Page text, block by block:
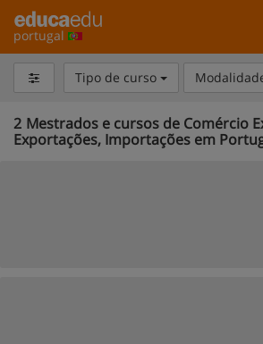
portugal
Tipo de curso
2 Mestrados e cursos de Comércio
Exportações, Importações em